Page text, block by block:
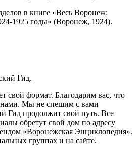
в книге «Весь Воронеж:
1925 годы» (Воронеж, 1924).
Гид.
свой формат. Благодарим вас, что
Мы не спешим с вами
Гид продолжит свой путь. Все
обретут свой дом по адресу
«Воронежская Энциклопедия».
группах и на сайте.